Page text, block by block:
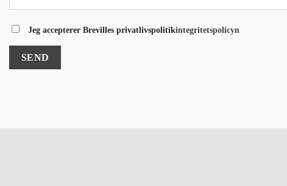
Jeg accepterer Brevilles privatlivspolitikintegritetspolicyn